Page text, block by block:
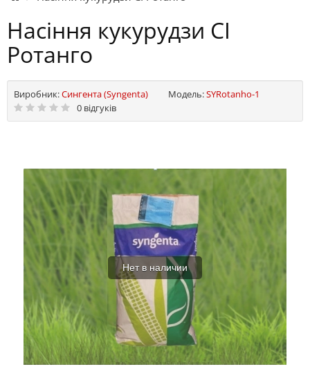
Насіння кукурудзи СІ
Ротанго
Виробник:Сингента (Syngenta) Модель:SYRotanho-1
0 відгуків
Нет в наличии